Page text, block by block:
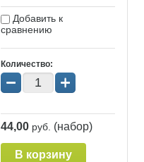
Добавить к
сравнению
Количество:
− +
44,00 руб. (набор)
В корзину